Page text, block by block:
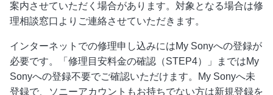
案内させていただく場合があります。対象となる場合は修
理相談窓口よりご連絡させていただきます。
インターネットでの修理申し込みにはMy Sonyへの登録が
必要です。「修理目安料金の確認（STEP4）」まではMy
Sonyへの登録不要でご確認いただけます。My Sonyへ未
登録で、ソニーアカウントもお持ちでない方は新規登録を